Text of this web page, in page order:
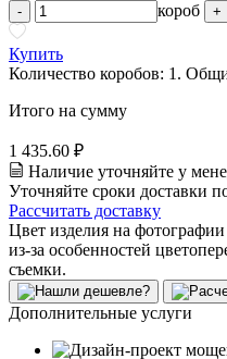
- короб +
Купить
Количество коробов: 1 .
Итого на сумму
1 435.60 ₽
Наличие уточняйте у
Уточняйте сроки доставки
Рассчитать доставку
Цвет изделия на
из-за особенностей
съемки.
Дополнительные услуги